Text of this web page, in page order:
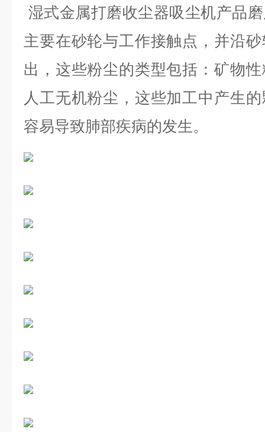
湿式金属打磨收尘器吸尘机产品
主要在砂轮与工作接触点，并沿
出，这些粉尘的类型包括：矿物
人工无机粉尘，这些加工中产生
容易导致肺部疾病的发生。